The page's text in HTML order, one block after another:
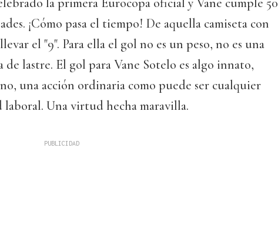
¡Cómo pasa el tiempo! De aquella camiseta con
el "9". Para ella el gol no es un peso, no es una
de lastre. El gol para Vane Sotelo es algo innato,
una acción ordinaria como puede ser cualquier
laboral. Una virtud hecha maravilla.